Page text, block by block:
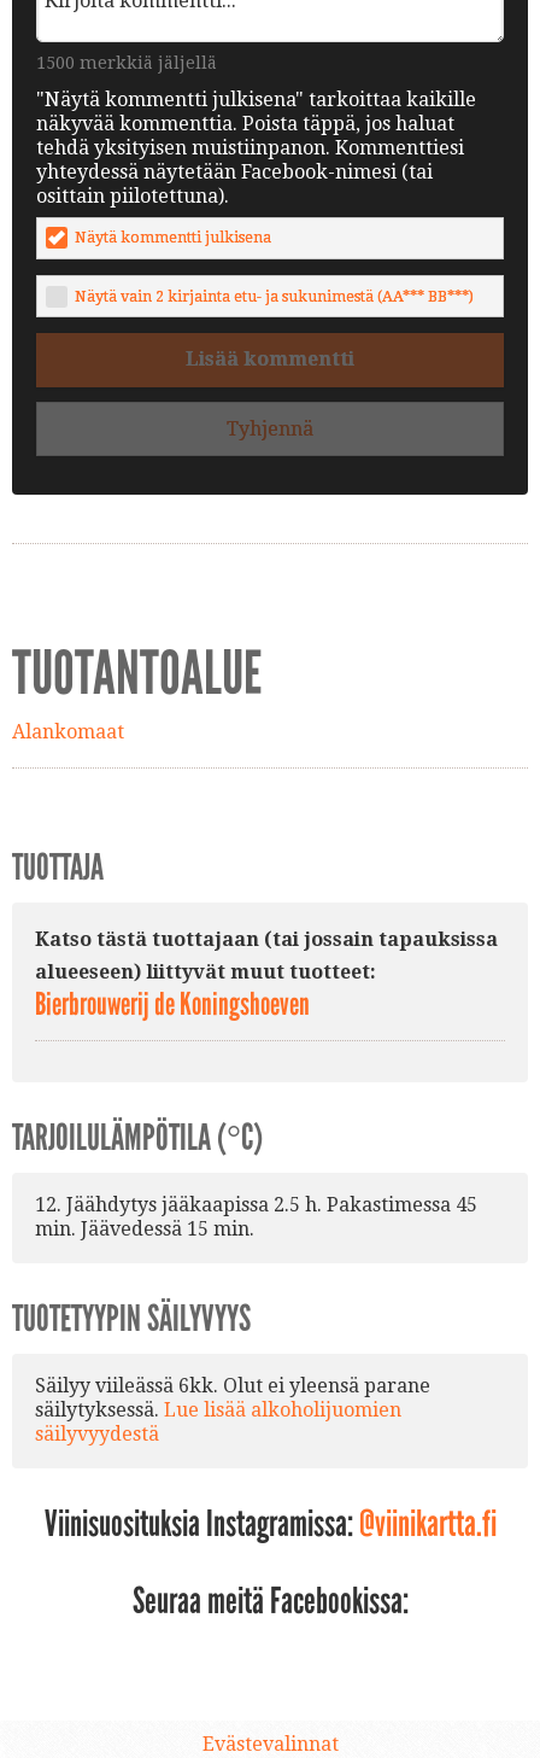
1500 merkkiä jäljellä
"Näytä kommentti julkisena" tarkoittaa kaikille
näkyvää kommenttia. Poista täppä, jos haluat
tehdä yksityisen muistiinpanon. Kommenttiesi
yhteydessä näytetään Facebook-nimesi (tai
osittain piilotettuna).
Näytä kommentti julkisena
Näytä vain 2 kirjainta etu- ja sukunimestä (AA*** BB***)
Lisää kommentti
Tyhjennä
TUOTANTOALUE
Alankomaat
TUOTTAJA
Katso tästä tuottajaan (tai jossain tapauksissa
alueeseen) liittyvät muut tuotteet:
Bierbrouwerij de Koningshoeven
TARJOILULÄMPÖTILA (°C)
12. Jäähdytys jääkaapissa 2.5 h. Pakastimessa 45
min. Jäävedessä 15 min.
TUOTETYYPIN SÄILYVYYS
Säilyy viileässä 6kk. Olut ei yleensä parane
säilytyksessä. Lue lisää alkoholijuomien
säilyvyydestä
Viinisuosituksia Instagramissa:@viinikartta.fi
Seuraa meitä Facebookissa:
Evästevalinnat